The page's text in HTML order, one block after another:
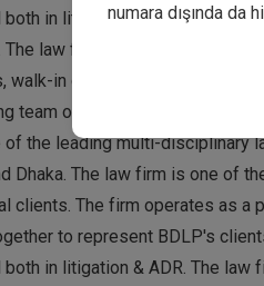
in litigation & ADR. The law
law firm represents local
walk-in clients and generally
team of lawyers and
the leading multi-disciplinary
Dhaka. The law firm is one of
clients. The firm operates as a
to represent BDLP's
in litigation & ADR. The law
numara dışında da